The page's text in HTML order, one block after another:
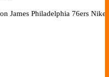
James Philadelphia 76ers Nike